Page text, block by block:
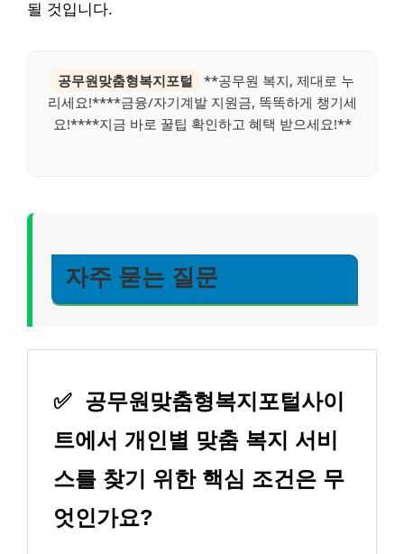
될 것입니다.
공무원맞춤형복지포털
**공무원 복지, 제대로 누
리세요!****금융/자기계발 지원금, 똑똑하게 챙기세
요!****지금 바로 꿀팁 확인하고 혜택 받으세요!**
자주 묻는 질문
✅ 공무원맞춤형복지포털사이
트에서 개인별 맞춤 복지 서비
스를 찾기 위한 핵심 조건은 무
엇인가요?